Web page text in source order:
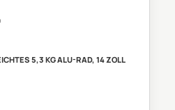
5,3 KG ALU-RAD, 14 ZOLL